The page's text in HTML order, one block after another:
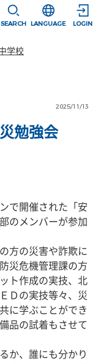
SEARCH
選択すると言
LANGUAGE LOGIN
学校
2025/11/13
勉強会
で開催された「安
のメンバーが参加
方の災害や詐欺に
災危機管理課の方
ト作成の実技、北
Ｄの実技等々、災
に学ぶことができ
品の試着もさせて
か、誰にも分かり